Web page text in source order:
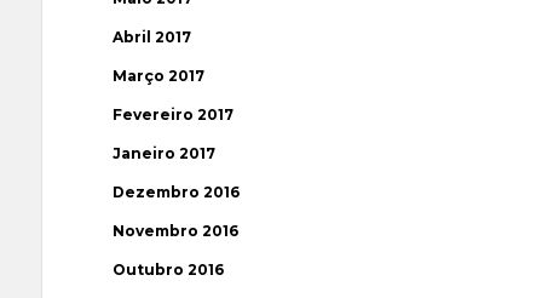
Abril 2017
Março 2017
Fevereiro 2017
Janeiro 2017
Dezembro 2016
Novembro 2016
Outubro 2016